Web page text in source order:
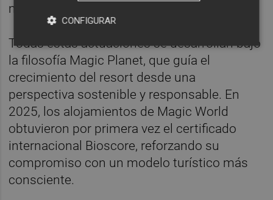
modernizar el alojamiento 5 estrellas.
Todas estas actuaciones se desarrollan bajo
la filosofía Magic Planet, que guía el
crecimiento del resort desde una
perspectiva sostenible y responsable. En
2025, los alojamientos de Magic World
obtuvieron por primera vez el certificado
internacional Bioscore, reforzando su
compromiso con un modelo turístico más
consciente.
CONFIGURAR